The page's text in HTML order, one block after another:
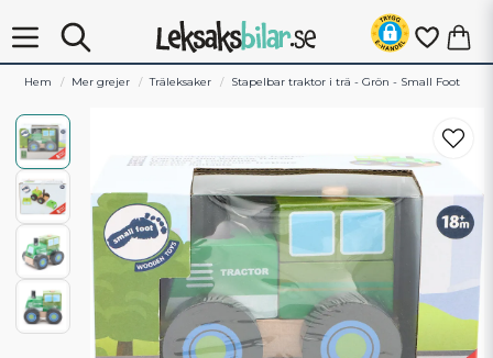
Hem Mer grejer Träleksaker Stapelbar traktor i trä - Grön - Small Foot